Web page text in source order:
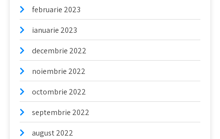
februarie 2023
ianuarie 2023
decembrie 2022
noiembrie 2022
octombrie 2022
septembrie 2022
august 2022